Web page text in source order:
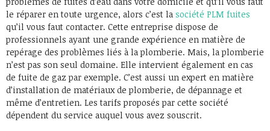
le réparer en toute urgence, alors c’est la société PLM fuites
qu’il vous faut contacter. Cette entreprise dispose de
professionnels ayant une grande expérience en matière de
repérage des problèmes liés à la plomberie. Mais, la plomberie
n’est pas son seul domaine. Elle intervient également en cas
de fuite de gaz par exemple. C’est aussi un expert en matière
d’installation de matériaux de plomberie, de dépannage et
même d’entretien. Les tarifs proposés par cette société
dépendent du service auquel vous avez souscrit.